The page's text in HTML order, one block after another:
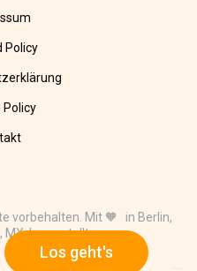
Los geht's
Policy
Policy
vorbehalten. Mit 🧡 in Berlin,
MX, hergestellt.